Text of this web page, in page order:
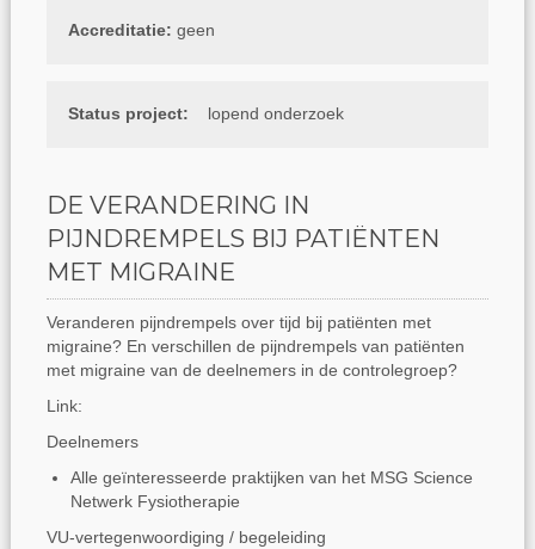
Accreditatie: geen
Status project: lopend onderzoek
DE VERANDERING IN
PIJNDREMPELS BIJ PATIËNTEN
MET MIGRAINE
Veranderen pijndrempels over tijd bij patiënten met
migraine? En verschillen de pijndrempels van patiënten
met migraine van de deelnemers in de controlegroep?
Link:
Deelnemers
Alle geïnteresseerde praktijken van het MSG Science
Netwerk Fysiotherapie
VU-vertegenwoordiging / begeleiding